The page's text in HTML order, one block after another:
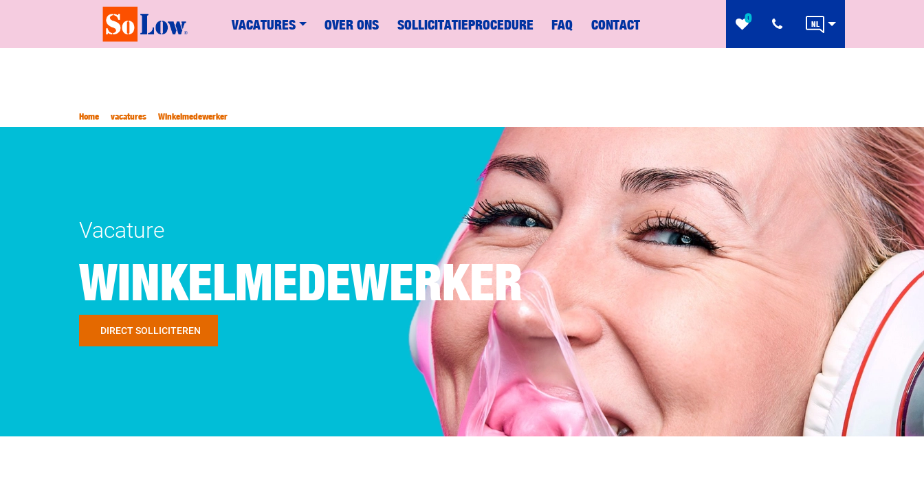
VACATURES OVER ONS SOLLICITATIEPROCEDURE FAQ CONTACT 0 NL
Home vacatures Winkelmedewerker
Vacature
WINKELMEDEWERKER
DIRECT SOLLICITEREN